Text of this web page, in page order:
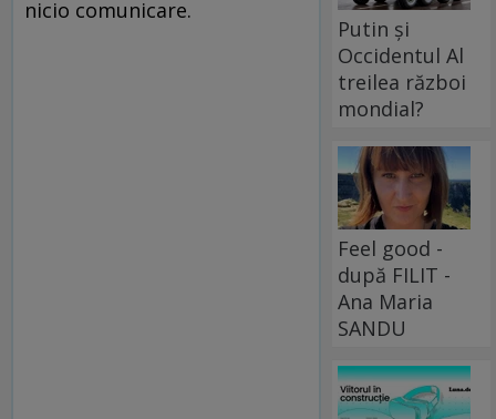
nicio comunicare.
Putin și
Occidentul Al
treilea război
mondial?
Feel good -
după FILIT -
Ana Maria
SANDU